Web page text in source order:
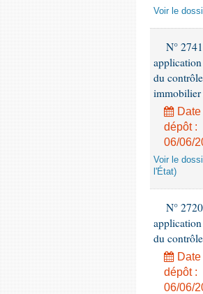
Voir le
N°
du
immobilier
dépôt :
06/06/
Voir le
l'État)
N°
du
dépôt :
06/06/